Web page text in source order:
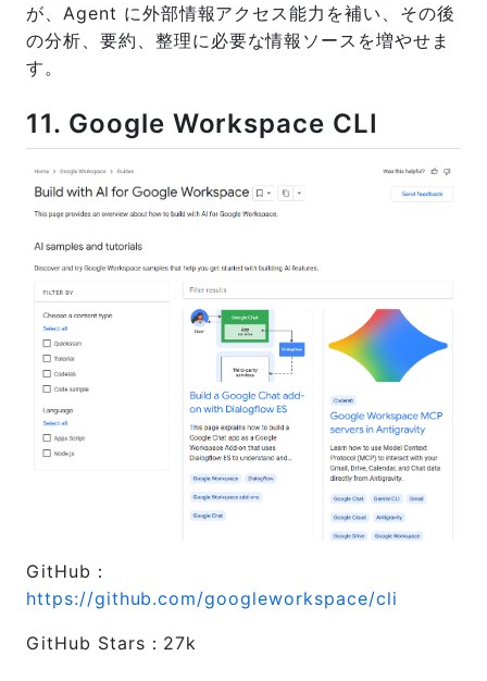
が、Agent に外部情報アクセス能力を補い、その後
の分析、要約、整理に必要な情報ソースを増やせま
す。
11. Google Workspace CLI
GitHub：
https://github.com/googleworkspace/cli
GitHub Stars：27k